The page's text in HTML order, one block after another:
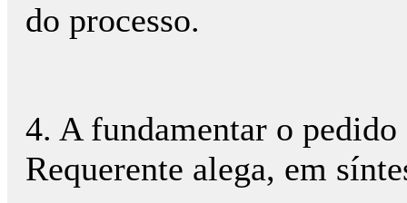
do processo.
4. A fundamentar o
Requerente alega, em